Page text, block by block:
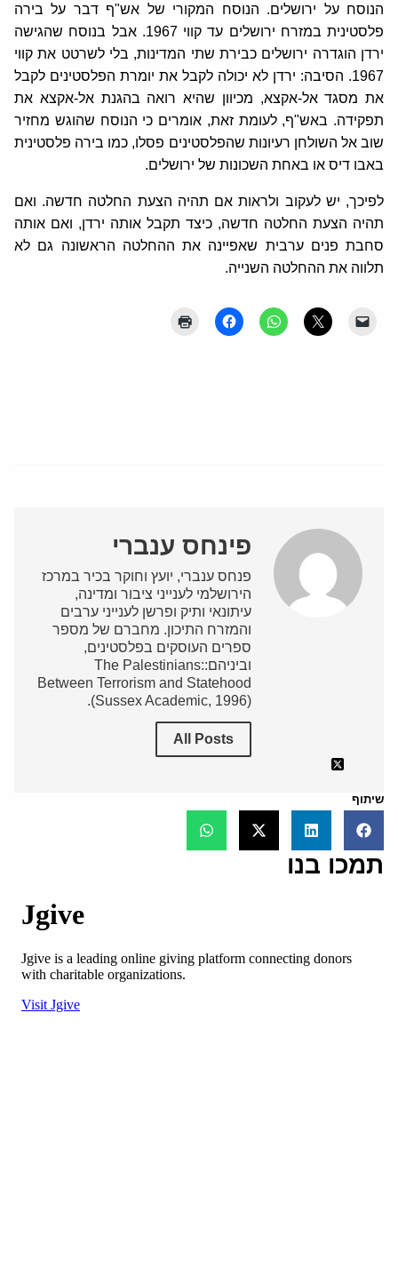
הנוסח על ירושלים. הנוסח המקורי של אש"ף דבר על בירה
פלסטינית במזרח ירושלים עד קווי 1967. אבל בנוסח שהגישה
ירדן הוגדרה ירושלים כבירת שתי המדינות, בלי לשרטט את קווי
1967. הסיבה: ירדן לא יכולה לקבל את יומרת הפלסטינים לקבל
את מסגד אל-אקצא, מכיוון שהיא רואה בהגנת אל-אקצא את
תפקידה. באש"ף, לעומת זאת, אומרים כי הנוסח שהוגש מחזיר
שוב אל השולחן רעיונות שהפלסטינים פסלו, כמו בירה פלסטינית
באבו דיס או באחת השכונות של ירושלים.
לפיכך, יש לעקוב ולראות אם תהיה הצעת החלטה חדשה. ואם
תהיה הצעת החלטה חדשה, כיצד תקבל אותה ירדן, ואם אותה
סחבת פנים ערבית שאפיינה את ההחלטה הראשונה גם לא
תלווה את ההחלטה השנייה.
פינחס ענברי
פנחס ענברי, יועץ וחוקר בכיר במרכז
הירושלמי לענייני ציבור ומדינה,
עיתונאי ותיק ופרשן לענייני ערבים
והמזרח התיכון. מחברם של מספר
ספרים העוסקים בפלסטינים,
וביניהם:The Palestinians:
Between Terrorism and Statehood
(Sussex Academic, 1996).
All Posts
שיתוף
תמכו בנו